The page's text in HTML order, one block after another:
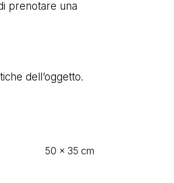
prenotare una
dell’oggetto.
50 × 35 cm